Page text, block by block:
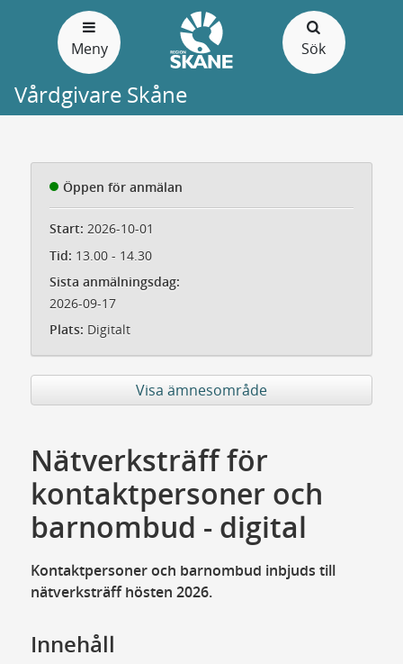
Meny Sök
Vårdgivare Skåne
Öppen för anmälan
Start: 2026-10-01
Tid: 13.00 - 14.30
Sista anmälningsdag:
2026-09-17
Plats: Digitalt
Visa ämnesområde
Nätverksträff för
kontaktpersoner och
barnombud - digital
Kontaktpersoner och barnombud inbjuds till
nätverksträff hösten 2026.
Innehåll